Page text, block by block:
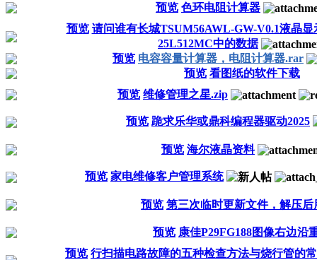
预览 色环电阻计算器
预览 请问谁有长城TSUM56AWL-GW-V0.1液晶
25L512MC中的数据
预览 电容容量计算器，电阻计算器.rar
预览 看图纸的软件下载
预览 维修管理之星.zip
预览 跪求乐华或鼎科编程器驱动2025
预览 海尔液晶资料
预览 家电维修客户管理系统
预览 第三次临时更新文件，解压
预览 康佳P29FG188图像右边沿
预览 行扫描电路故障的五种检查方法与烧行管的